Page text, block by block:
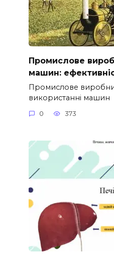
Промислове
машин:
Промислове
використанні машин
0 373